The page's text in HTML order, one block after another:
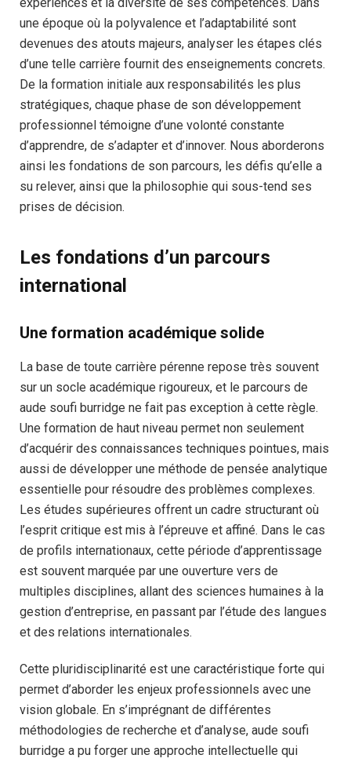
une époque où la polyvalence et l’adaptabilité sont
devenues des atouts majeurs, analyser les étapes clés
d’une telle carrière fournit des enseignements concrets.
De la formation initiale aux responsabilités les plus
stratégiques, chaque phase de son développement
professionnel témoigne d’une volonté constante
d’apprendre, de s’adapter et d’innover. Nous aborderons
ainsi les fondations de son parcours, les défis qu’elle a
su relever, ainsi que la philosophie qui sous-tend ses
prises de décision.
Les fondations d’un parcours
international
Une formation académique solide
La base de toute carrière pérenne repose très souvent
sur un socle académique rigoureux, et le parcours de
aude soufi burridge ne fait pas exception à cette règle.
Une formation de haut niveau permet non seulement
d’acquérir des connaissances techniques pointues, mais
aussi de développer une méthode de pensée analytique
essentielle pour résoudre des problèmes complexes.
Les études supérieures offrent un cadre structurant où
l’esprit critique est mis à l’épreuve et affiné. Dans le cas
de profils internationaux, cette période d’apprentissage
est souvent marquée par une ouverture vers de
multiples disciplines, allant des sciences humaines à la
gestion d’entreprise, en passant par l’étude des langues
et des relations internationales.
Cette pluridisciplinarité est une caractéristique forte qui
permet d’aborder les enjeux professionnels avec une
vision globale. En s’imprégnant de différentes
méthodologies de recherche et d’analyse, aude soufi
burridge a pu forger une approche intellectuelle qui